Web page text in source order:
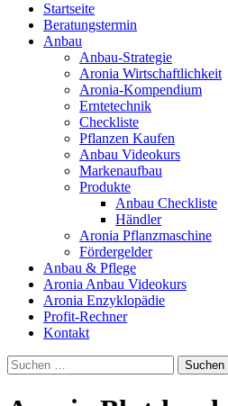
Startseite
Beratungstermin
Anbau
Anbau-Strategie
Aronia Wirtschaftlichkeit
Aronia-Kompendium
Erntetechnik
Checkliste
Pflanzen Kaufen
Anbau Videokurs
Markenaufbau
Produkte
Anbau Checkliste
Händler
Aronia Pflanzmaschine
Fördergelder
Anbau & Pflege
Aronia Anbau Videokurs
Aronia Enzyklopädie
Profit-Rechner
Kontakt
Suchen
nach: